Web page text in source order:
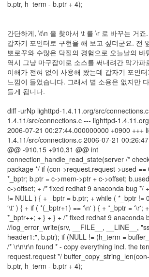
b.ptr, h_term - b.ptr + 4);
간단하게, \t\n 을 찾아서 \t 를 \r 로 바꾸는 거
갑자기 포인터로 구현을 해 보고 싶더군요. 전
뽀로꾸와 수많은 닥질의 경험으로 오늘날의 바
역시 그냥 마구잡이로 소스를 써내려간 막가파
이해가 전혀 없이 사용해 왔는데 갑자기 포인
느낌이 들었습니다. 그래서 별 소용은 없지만
들게 됩니다.
diff -urNp lighttpd-1.4.11.org/src/
1.4.11/src/connections.c --- lighttpd-
2006-07-21 00:27:44.000000000 +0900 +++
1.4.11/src/connections.c 2006-07-21
@@ -910,15 +910,31 @@ int
connection_handle_read_state(server /*
package */ if (con->request.request->used
*_bptr; b.ptr = c->mem->ptr + c->offset;
c->offset; + /* fixed redhat 9 anaconda bug */
!= NULL ) { + _bptr = b.ptr; + while ( *_bptr !=
'\t' ) { + if ( *(_bptr+1) == '\n' ) { + *_bptr = '\r';
*_bptr++; + } + } + /* fixed redhat 9 anaconda
//log_error_write(srv, __FILE__, __LINE__,
header1:", b.ptr); if (NULL != (h_term =
/* \r\n\r\n found * - copy everything incl. the
request.request */
b.ptr, h_term - b.ptr + 4);
정
Daweikala
AA
1.5V
Li-
ion
1280...
1
by
김
정
균
BASMAN
BLB-
AA1650
방
전
테
스
트
1
by
정
균